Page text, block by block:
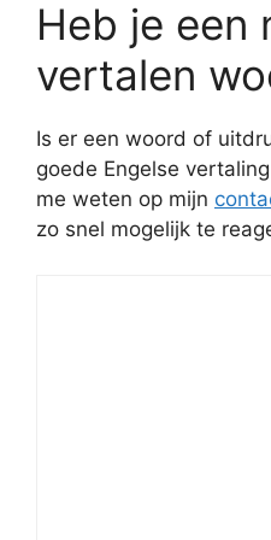
Heb je een
vertalen
Is er een woord of
goede Engelse
me weten op mijn
zo snel mogelijk te